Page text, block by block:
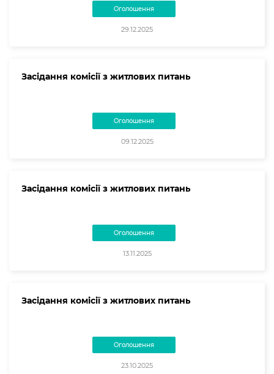
Оголошення
29.12.2025
Засідання комісії з житлових питань
Оголошення
09.12.2025
Засідання комісії з житлових питань
Оголошення
13.11.2025
Засідання комісії з житлових питань
Оголошення
23.10.2025